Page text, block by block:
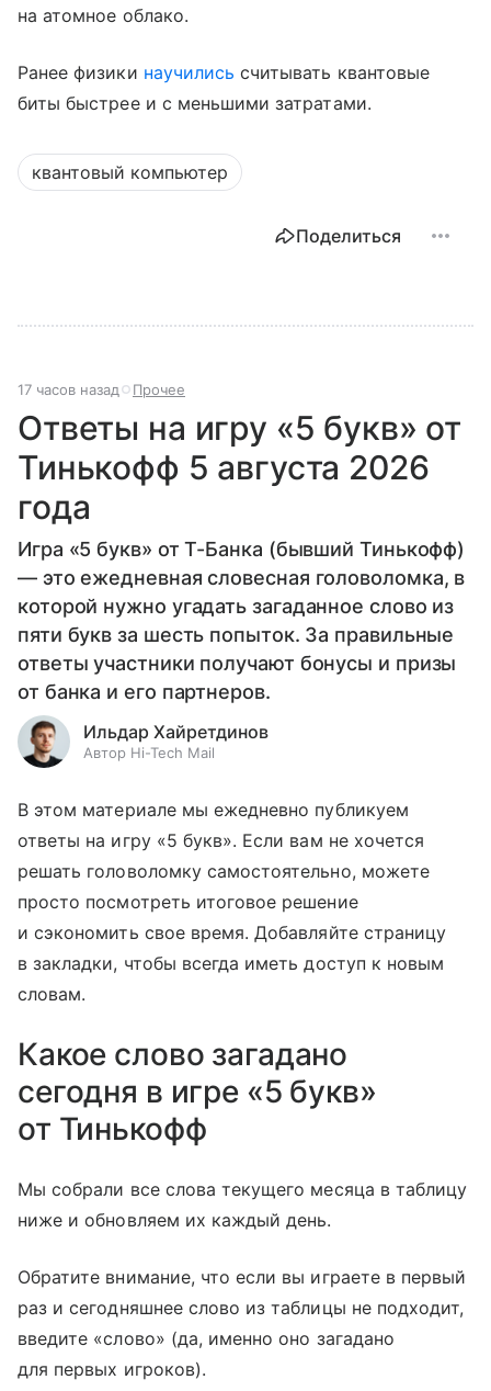
на атомное облако.
Ранее физики научились считывать квантовые
биты быстрее и с меньшими затратами.
квантовый компьютер
Поделиться
17 часов назад Прочее
Ответы на игру «5 букв» от
Тинькофф 5 августа 2026
года
Игра «5 букв» от Т-Банка (бывший Тинькофф)
— это ежедневная словесная головоломка, в
которой нужно угадать загаданное слово из
пяти букв за шесть попыток. За правильные
ответы участники получают бонусы и призы
от банка и его партнеров.
Ильдар Хайретдинов
Автор Hi-Tech Mail
В этом материале мы ежедневно публикуем
ответы на игру «5 букв». Если вам не хочется
решать головоломку самостоятельно, можете
просто посмотреть итоговое решение
и сэкономить свое время. Добавляйте страницу
в закладки, чтобы всегда иметь доступ к новым
словам.
Какое слово загадано
сегодня в игре «5 букв»
от Тинькофф
Мы собрали все слова текущего месяца в таблицу
ниже и обновляем их каждый день.
Обратите внимание, что если вы играете в первый
раз и сегодняшнее слово из таблицы не подходит,
введите «слово» (да, именно оно загадано
для первых игроков).